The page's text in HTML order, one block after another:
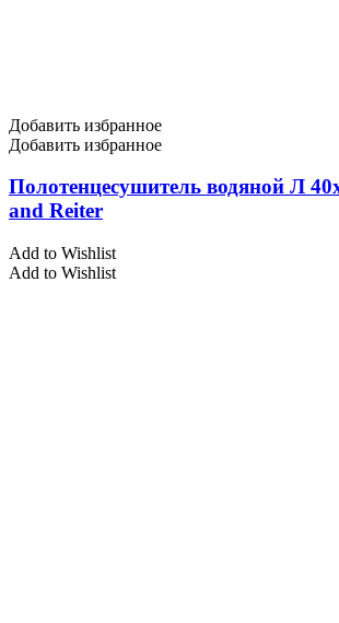
Добавить избранное
Добавить избранное
Полотенцесушитель водяной Л
and Reiter
Add to Wishlist
Add to Wishlist